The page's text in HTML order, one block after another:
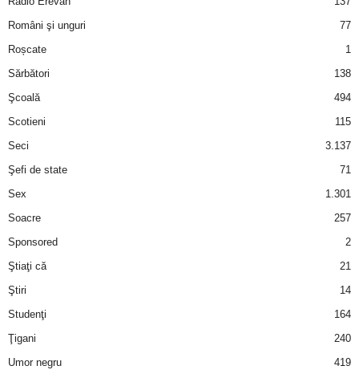
Români şi unguri
77
Roșcate
1
Sărbători
138
Şcoală
494
Scotieni
115
Seci
3.137
Şefi de state
71
Sex
1.301
Soacre
257
Sponsored
2
Ştiaţi că
21
Ştiri
14
Studenţi
164
Ţigani
240
Umor negru
419